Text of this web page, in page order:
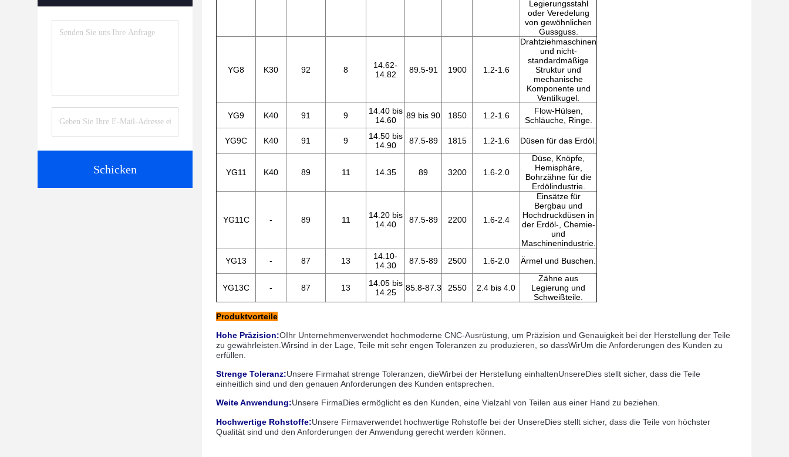
Schicken
Legierungsstahl
oder Veredelung
von gewöhnlichen
Gussguss.
YG8 K30 92 8
14.62-
14.82
89.5-91 1900 1.2-1.6
Drahtziehmaschinen
und nicht-
standardmäßige
Struktur und
mechanische
Komponente und
Ventilkugel.
YG9
K40 91 9
14.40 bis
14.60
89 bis 90 1850 1.2-1.6
Flow-Hülsen,
Schläuche, Ringe.
YG9C K40 91 9
14.50 bis
14.90
87.5-89 1815 1.2-1.6 Düsen für das Erdöl.
YG11 K40 89 11 14.35 89 3200 1.6-2.0
Düse, Knöpfe,
Hemisphäre,
Bohrzähne für die
Erdölindustrie.
YG11C - 89 11
14.20 bis
14.40
87.5-89 2200 1.6-2.4
Einsätze für
Bergbau und
Hochdruckdüsen in
der Erdöl-, Chemie-
und
Maschinenindustrie.
YG13
- 87 13
14.10-
14.30
87.5-89 2500 1.6-2.0 Ärmel und Buschen.
YG13C - 87 13
14.05 bis
14.25
85.8-87.3 2550 2.4 bis 4.0
Zähne aus
Legierung und
Schweißteile.
Produktvorteile
Hohe Präzision:OIhr Unternehmenverwendet hochmoderne CNC-Ausrüstung, um Präzision und Genauigkeit bei der Herstellung der Teile
zu gewährleisten. Wirsind in der Lage, Teile mit sehr engen Toleranzen zu produzieren, so dassWirUm die Anforderungen des Kunden zu
erfüllen.
Strenge Toleranz:Unsere Firmahat strenge Toleranzen, dieWirbei der Herstellung einhaltenUnsereDies stellt sicher, dass die Teile
einheitlich sind und den genauen Anforderungen des Kunden entsprechen.
Weite Anwendung:Unsere FirmaDies ermöglicht es den Kunden, eine Vielzahl von Teilen aus einer Hand zu beziehen.
Hochwertige Rohstoffe:Unsere Firmaverwendet hochwertige Rohstoffe bei der UnsereDies stellt sicher, dass die Teile von höchster
Qualität sind und den Anforderungen der Anwendung gerecht werden können.